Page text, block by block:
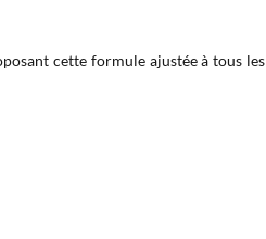
cette formule ajustée à tous les